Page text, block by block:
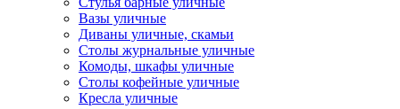
Вазы уличные
Диваны уличные, скамьи
Столы журнальные уличные
Комоды, шкафы уличные
Столы кофейные уличные
Кресла уличные